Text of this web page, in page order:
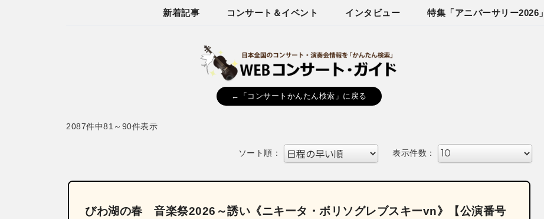
新着記事 コンサート＆イベント インタビュー 特集「アニバーサリー2026」
←「コンサートかんたん検索」に戻る
2087件中81～90件表示
ソート順： 表示件数：
びわ湖の春 音楽祭2026～誘い《ニキータ・ボリソグレブスキーvn》【公演番号